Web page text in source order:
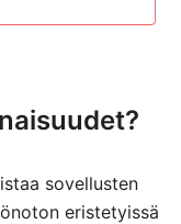
sovellusten
eristetyissä